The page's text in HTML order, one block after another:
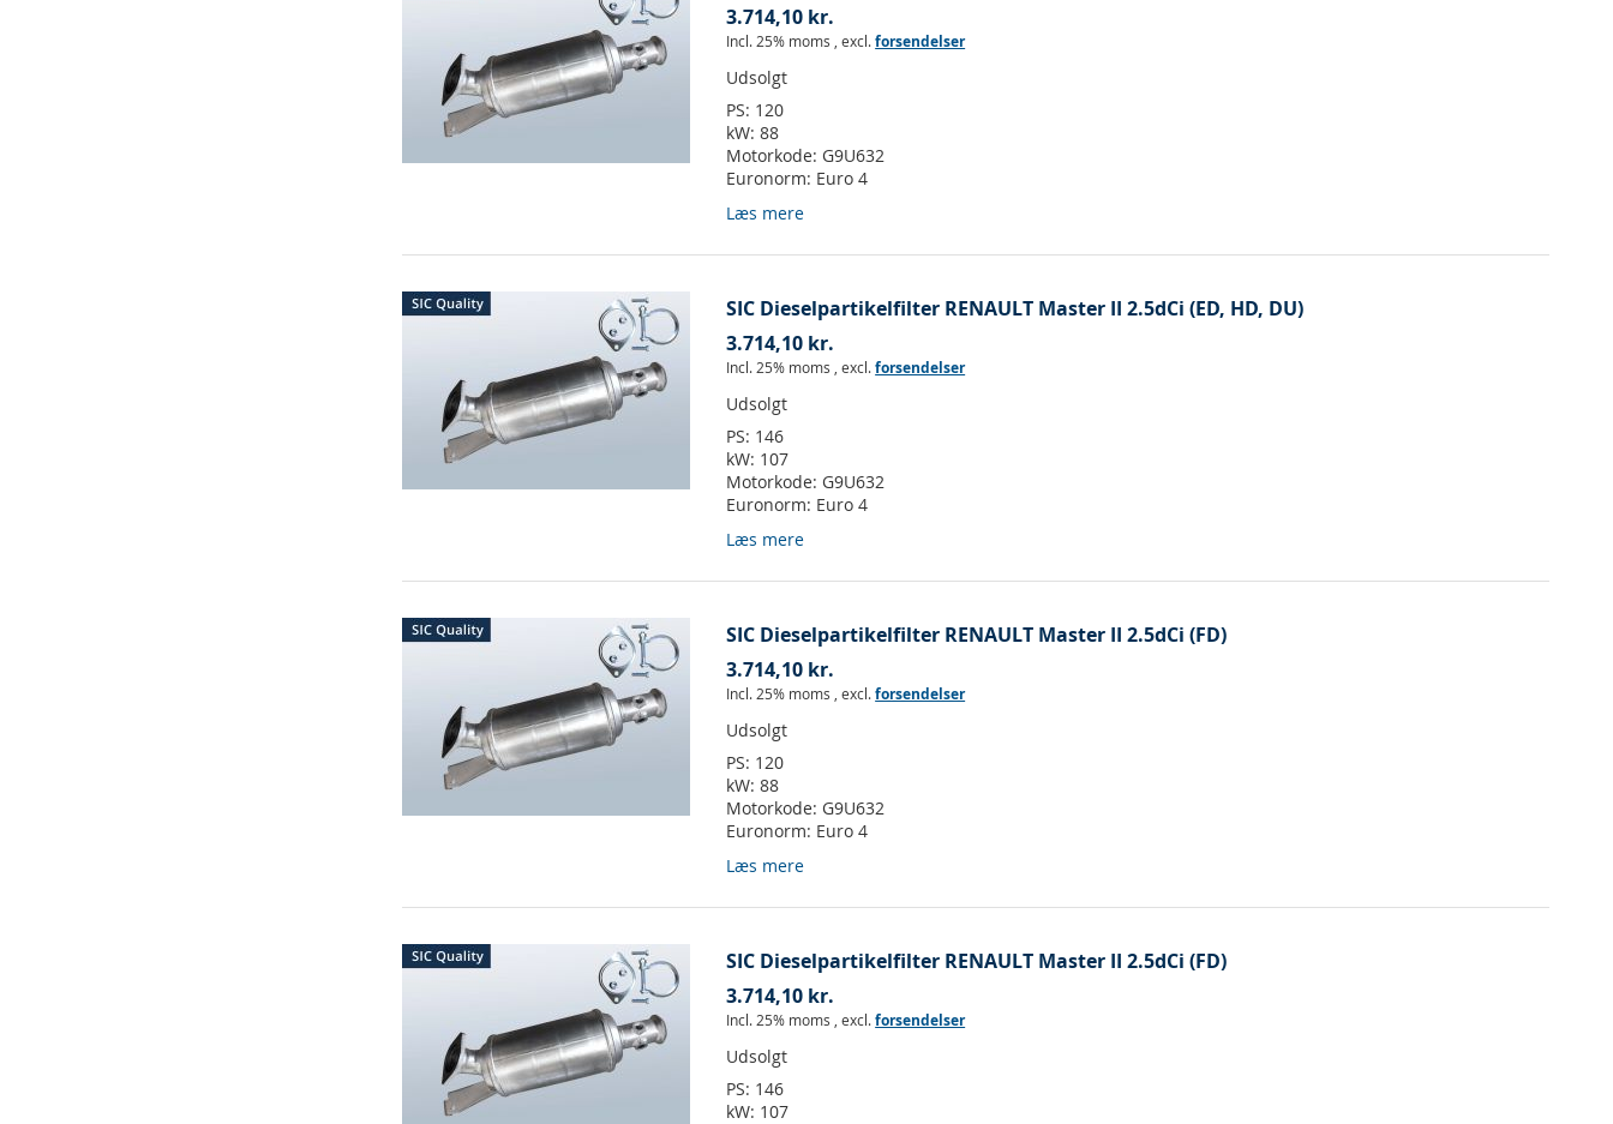
3.714,10 kr.
Incl. 25% moms ,excl.forsendelser
Udsolgt
PS: 120
kW:88
Motorkode: G9U632
Euronorm: Euro 4
Læs mere
SIC Dieselpartikelfilter RENAULT Master II 2.5dCi (ED, HD, DU)
3.714,10 kr.
Incl. 25% moms ,excl.forsendelser
Udsolgt
PS: 146
kW: 107
Motorkode: G9U632
Euronorm: Euro 4
Læs mere
SIC Dieselpartikelfilter RENAULT Master II 2.5dCi (FD)
3.714,10 kr.
Incl. 25% moms ,excl.forsendelser
Udsolgt
PS: 120
kW:88
Motorkode: G9U632
Euronorm: Euro 4
Læs mere
SIC Dieselpartikelfilter RENAULT Master II 2.5dCi (FD)
3.714,10 kr.
Incl. 25% moms ,excl.forsendelser
Udsolgt
PS: 146
kW: 107